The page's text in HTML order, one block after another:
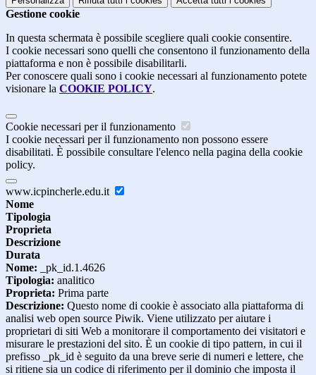
Gestione cookie
In questa schermata è possibile scegliere quali cookie consentire.
I cookie necessari sono quelli che consentono il funzionamento della
piattaforma e non è possibile disabilitarli.
Per conoscere quali sono i cookie necessari al funzionamento potete
visionare la COOKIE POLICY.
Cookie necessari per il funzionamento
I cookie necessari per il funzionamento non possono essere
disabilitati. È possibile consultare l'elenco nella pagina della cookie
policy.
www.icpincherle.edu.it
Nome
Tipologia
Proprieta
Descrizione
Durata
Nome: _pk_id.1.4626
Tipologia: analitico
Proprieta: Prima parte
Descrizione: Questo nome di cookie è associato alla piattaforma di
analisi web open source Piwik. Viene utilizzato per aiutare i
proprietari di siti Web a monitorare il comportamento dei visitatori e
misurare le prestazioni del sito. È un cookie di tipo pattern, in cui il
prefisso _pk_id è seguito da una breve serie di numeri e lettere, che
si ritiene sia un codice di riferimento per il dominio che imposta il